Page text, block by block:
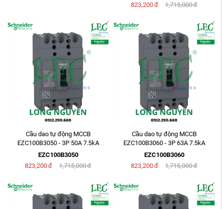
823,200đ 1,715,000đ
Cầu dao tự động MCCB
EZC100B3050 - 3P 50A 7.5kA
EZC100B3050
823,200đ 1,715,000đ
Cầu dao tự động MCCB
EZC100B3060 - 3P 63A 7.5kA
EZC100B3060
823,200đ 1,715,000đ